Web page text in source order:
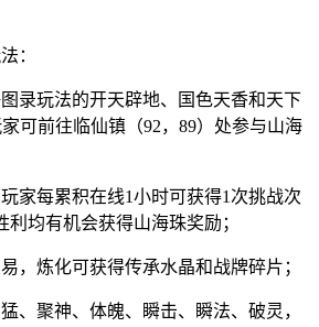
：
图录玩法的开天辟地、国色天香和天下
可前往临仙镇（92，89）处参与山海
家每累积在线1小时可获得1次挑战次
均有机会获得山海珠奖励；
，炼化可获得传承水晶和战牌碎片；
、聚神、体魄、瞬击、瞬法、破灵，